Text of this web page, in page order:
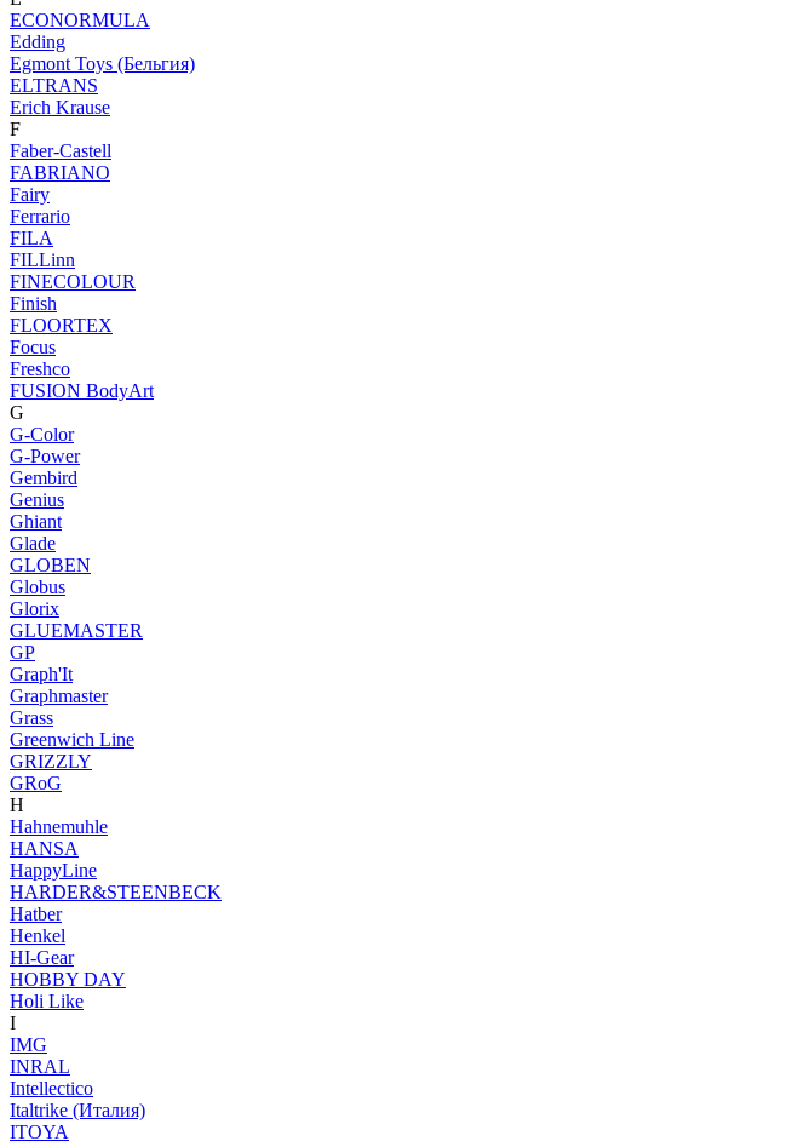
ECONORMULA
Edding
Egmont Toys (Бельгия)
ELTRANS
Erich Krause
F
Faber-Castell
FABRIANO
Fairy
Ferrario
FILA
FILLinn
FINECOLOUR
Finish
FLOORTEX
Focus
Freshco
FUSION BodyArt
G
G-Color
G-Power
Gembird
Genius
Ghiant
Glade
GLOBEN
Globus
Glorix
GLUEMASTER
GP
Graph'It
Graphmaster
Grass
Greenwich Line
GRIZZLY
GRoG
H
Hahnemuhle
HANSA
HappyLine
HARDER&STEENBECK
Hatber
Henkel
HI-Gear
HOBBY DAY
Holi Like
I
IMG
INRAL
Intellectico
Italtrike (Италия)
ITOYA